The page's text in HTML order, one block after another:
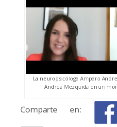
La neuropsicóloga Amparo
Andrea Mezquida en un
Comparte en: